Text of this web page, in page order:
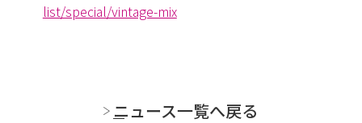
list/special/vintage-mix
ニュース一覧へ戻る